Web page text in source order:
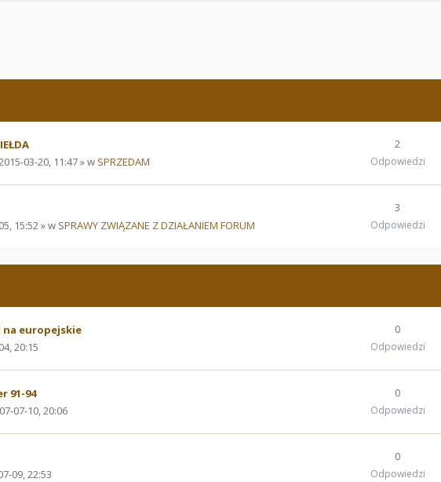
03-20, 11:47 » w SPRZEDAM
2
Odpowiedzi
15:52 » w SPRAWY ZWIĄZANE Z DZIAŁANIEM FORUM
3
Odpowiedzi
europejskie
20:15
0
Odpowiedzi
91-94
07-10, 20:06
0
Odpowiedzi
09, 22:53
0
Odpowiedzi